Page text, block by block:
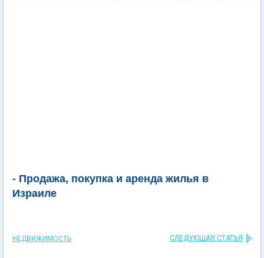
- Продажа, покупка и аренда жилья в
Израиле
НЕДВИЖИМОСТЬ СЛЕДУЮЩАЯ СТАТЬЯ